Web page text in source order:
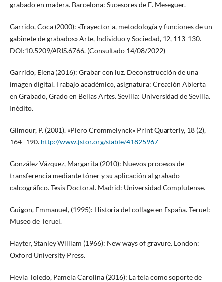
grabado en madera. Barcelona: Sucesores de E. Meseguer.
Garrido, Coca (2000): «Trayectoria, metodología y funciones de un
gabinete de grabados» Arte, Individuo y Sociedad, 12, 113-130.
DOI:10.5209/ARIS.6766. (Consultado 14/08/2022)
Garrido, Elena (2016): Grabar con luz. Deconstrucción de una
imagen digital. Trabajo académico, asignatura: Creación Abierta
en Grabado, Grado en Bellas Artes. Sevilla: Universidad de Sevilla.
Inédito.
Gilmour, P. (2001). «Piero Crommelynck» Print Quarterly, 18 (2),
164–190. http://www.jstor.org/stable/41825967
González Vázquez, Margarita (2010): Nuevos procesos de
transferencia mediante tóner y su aplicación al grabado
calcográfico. Tesis Doctoral. Madrid: Universidad Complutense.
Guigon, Emmanuel, (1995): Historia del collage en España. Teruel:
Museo de Teruel.
Hayter, Stanley William (1966): New ways of gravure. London:
Oxford University Press.
Hevia Toledo, Pamela Carolina (2016): La tela como soporte de